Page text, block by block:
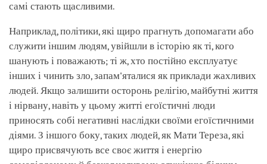
самі стають щасливими.
Наприклад, політики, які щиро прагнуть допомагати або
служити іншим людям, увійшли в історію як ті, кого
шанують і поважають; ті ж, хто постійно експлуатує
інших і чинить зло, запам'яталися як приклади жахливих
людей. Якщо залишити осторонь релігію, майбутні життя
і нірвану, навіть у цьому житті егоїстичні люди
приносять собі негативні наслідки своїми егоїстичними
діями. З іншого боку, таких людей, як Мати Тереза, які
щиро присвячують все своє життя і енергію